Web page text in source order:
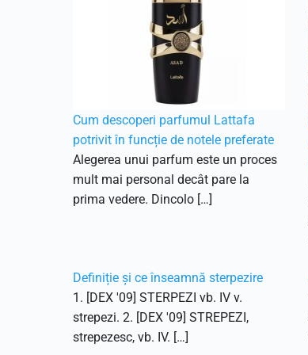
Cum descoperi parfumul Lattafa
potrivit în funcție de notele preferate
Alegerea unui parfum este un proces
mult mai personal decât pare la
prima vedere. Dincolo […]
Definiție și ce înseamnă sterpezire
1. [DEX '09] STERPEZI vb. IV v.
strepezi. 2. [DEX '09] STREPEZI,
strepezesc, vb. IV. […]